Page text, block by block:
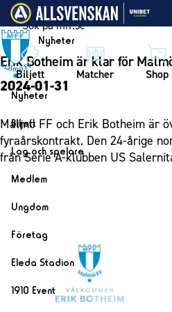
Vidare till innehållet
Nyheter
Biljett Matcher Shop
Nyheter
Nyheter
Kalender
Biljett
Biljett
Mitt MFF
Biljetter till bortamatcher
Biljettvillkor
Lag och spelare
Lag
Spelare
Ledarstab
Damlaget
Spelare
Ledarstab
Medlem
Medlemskap i Malmö FF
Ungdom
MFF Ungdom
Sommarfotboll
Fotbollsskolan
Företag
Bli företagspartner
Klubbstolar
Eleda Stadion
Eleda Stadion
Erics Bar & Restaurang
1910 Event
Erik Botheim är klar för
2024-01-31
Malmö FF och Erik Botheim är
fyraårskontrakt. Den 24-årige
från Serie A-klubben US